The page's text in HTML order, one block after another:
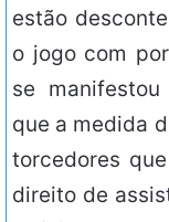
estão
o jogo com
se
que a medida
torcedores
direito de